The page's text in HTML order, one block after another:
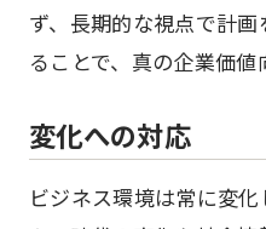
ず、長期的な視点で計
ることで、真の企業価値
変化への対応
ビジネス環境は常に変